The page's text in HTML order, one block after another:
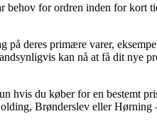
for ordren inden for kort
på deres primære varer,
kan nå at få dit nye
hvis du køber for en bestemt
Brønderslev eller